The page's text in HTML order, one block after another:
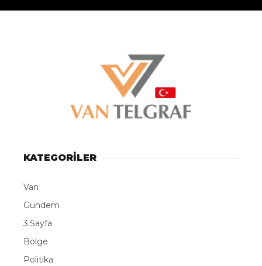
KATEGORİLER
Van
Gündem
3.Sayfa
Bölge
Politika